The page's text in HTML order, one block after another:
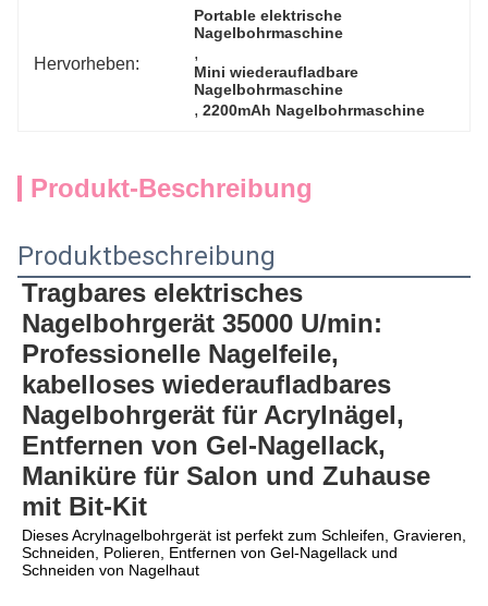
Hervorheben:
Portable elektrische
Nagelbohrmaschine
,
Mini wiederaufladbare
Nagelbohrmaschine
, 2200mAh Nagelbohrmaschine
Produkt-Beschreibung
Produktbeschreibung
Tragbares elektrisches
Nagelbohrgerät 35000 U/min:
Professionelle Nagelfeile,
kabelloses wiederaufladbares
Nagelbohrgerät für Acrylnägel,
Entfernen von Gel-Nagellack,
Maniküre für Salon und Zuhause
mit Bit-Kit
Dieses Acrylnagelbohrgerät ist perfekt zum Schleifen, Gravieren,
Schneiden, Polieren, Entfernen von Gel-Nagellack und
Schneiden von Nagelhaut